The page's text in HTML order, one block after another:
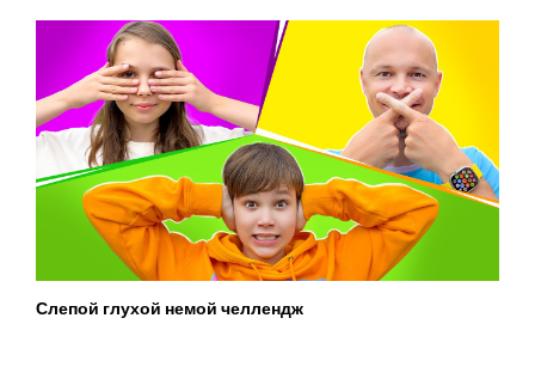
Слепой глухой немой челлендж